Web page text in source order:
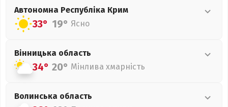
Автономна Республіка Крим
33° 19° Ясно
Вінницька область
34° 20° Мінлива хмарність
Волинська область